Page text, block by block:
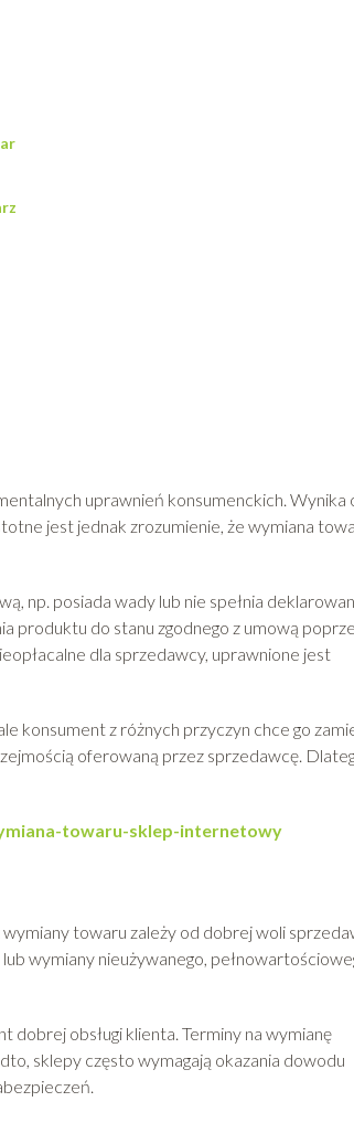
uprawnień konsumenckich. Wynika
jest jednak zrozumienie, że wymiana
np. posiada wady lub nie spełnia
produktu do stanu zgodnego z umową
dla sprzedawcy, uprawnione jest
konsument z różnych przyczyn chce go
oferowaną przez sprzedawcę.
towaru-sklep-internetowy
towaru zależy od dobrej woli
wymiany nieużywanego,
dobrej obsługi klienta. Terminy na wymianę
sklepy często wymagają okazania dowodu